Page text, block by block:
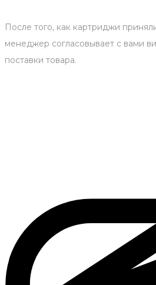
После того, как картриджи
менеджер согласовывает с вами
поставки товара.